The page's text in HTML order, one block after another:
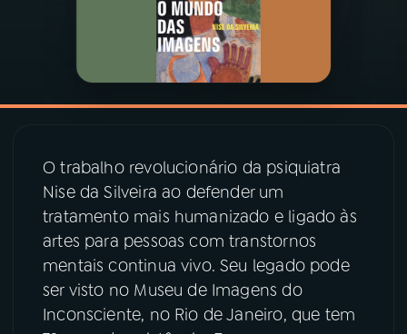
ÚLTIMAS
08PRÊMIO RÁDIO MEC
ACOMPANHE A RÁDIO MEC
O trabalho revolucionário da psiquiatra
Nise da Silveira ao defender um
tratamento mais humanizado e ligado às
artes para pessoas com transtornos
mentais continua vivo. Seu legado pode
ser visto no Museu de Imagens do
Inconsciente, no Rio de Janeiro, que tem